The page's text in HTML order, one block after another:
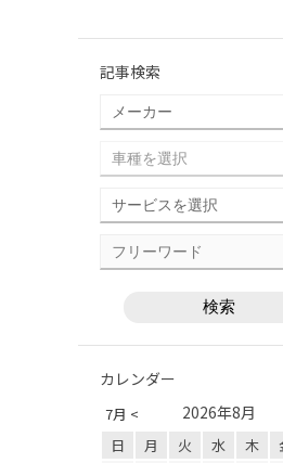
記事検索
カレンダー
7月 < 2026年8月
日 月 火 水 木